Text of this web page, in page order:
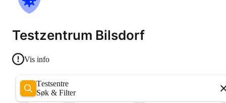
Testzentrum Bilsdorf
Vis info
Testsentre
Søk & Filter